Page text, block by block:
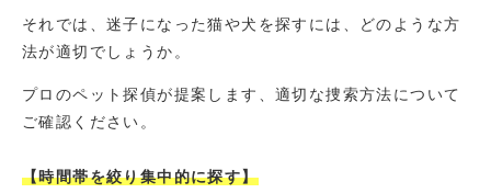
それでは、迷子になった猫や犬を探すには、どのような方
法が適切でしょうか。
プロのペット探偵が提案します、適切な捜索方法について
ご確認ください。
【時間帯を絞り集中的に探す】